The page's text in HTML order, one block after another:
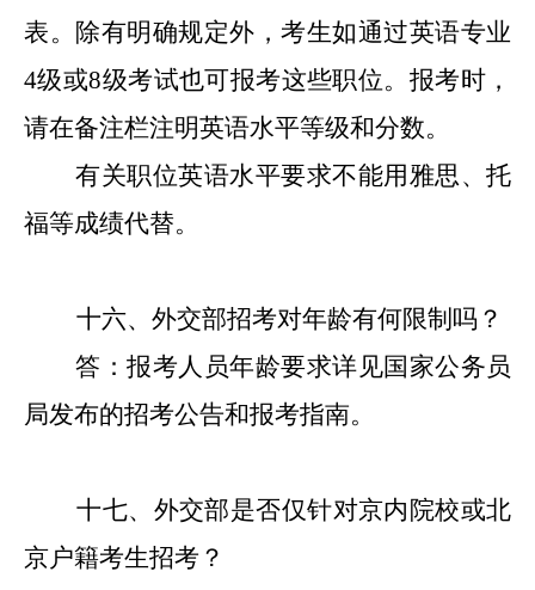
表。除有明确规定外， 考生如通过英语专业
4级或8级考试也可报考这些职位。报考时，
请在备注栏注明英语水平等级和分数。
有关职位英语水平要求不能用雅思、托
福等成绩代替。
十六、外交部招考对年龄有何限制吗？
答：报考人员年龄要求详见国家公务员
局发布的招考公告和报考指南。
十七、外交部是否仅针对京内院校或北
京户籍考生招考？